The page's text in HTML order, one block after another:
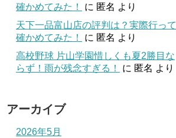
確かめてみた！ に 匿名 より
天下一品富山店の評判は？実際行って
確かめてみた！
に 匿名 より
高校野球 片山学園惜しくも夏2勝目な
らず！雨が残念すぎる！
に 匿名 より
アーカイブ
2026年5月